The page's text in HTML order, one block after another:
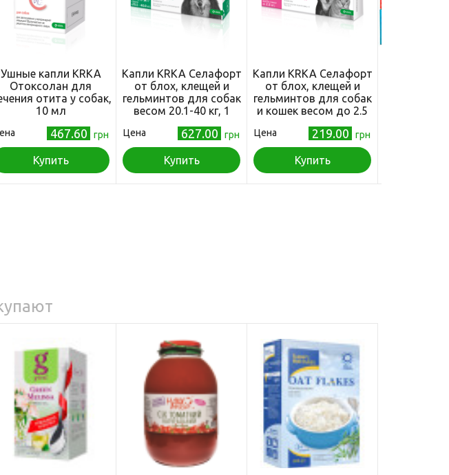
Ушные капли KRKA
Отоксолан для
отита у собак,
10 мл
467.60 грн
Купить
Капли KRKA Селафорт
от блох, клещей и
гельминтов для собак
весом 20.1-40 кг, 1
Цена 627.00 грн
Купить
Капли KRKA Селафорт
от блох, клещей и
гельминтов для собак
и кошек весом до 2.5
Цена 219.00 грн
Купить